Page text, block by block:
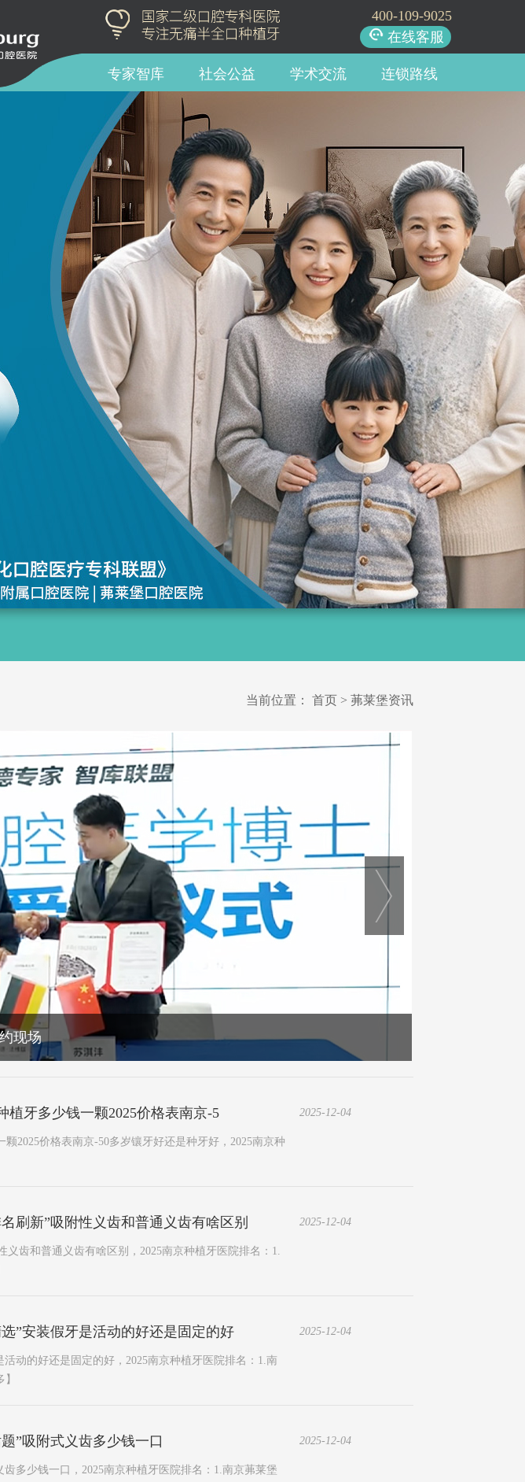
400-109-9025
在线客服
专家智库 社会公益 学术交流 连锁路线
当前位置： 首页 > 茀莱堡资讯
现场
2025-12-04
牙多少钱一颗2025价格表南京-5
2025价格表南京-50多岁镶牙好还是种牙好，2025南京种
2025-12-04
刷新”吸附性义齿和普通义齿有啥区别
齿和普通义齿有啥区别，2025南京种植牙医院排名：1.
2025-12-04
”安装假牙是活动的好还是固定的好
动的好还是固定的好，2025南京种植牙医院排名：1.南
2025-12-04
”吸附式义齿多少钱一口
多少钱一口，2025南京种植牙医院排名：1.南京茀莱堡